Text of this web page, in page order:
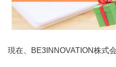
現在、BE3INNOVATION株式